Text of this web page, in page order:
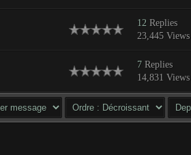
12Replies
23,445 Views
7Replies
14,831 Views